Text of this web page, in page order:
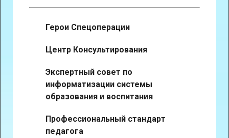
Герои Спецоперации
Центр Консультирования
Экспертный совет по
информатизации системы
образования и воспитания
Профессиональный стандарт
педагога